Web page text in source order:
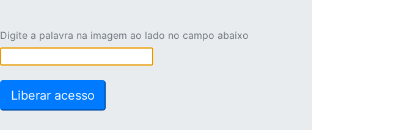
Digite a palavra na imagem ao lado no campo abaixo